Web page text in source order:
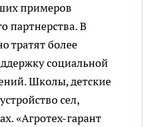
примеров
партнерства. В
тратят более
социальной
Школы, детские
сел,
«Агротех-гарант